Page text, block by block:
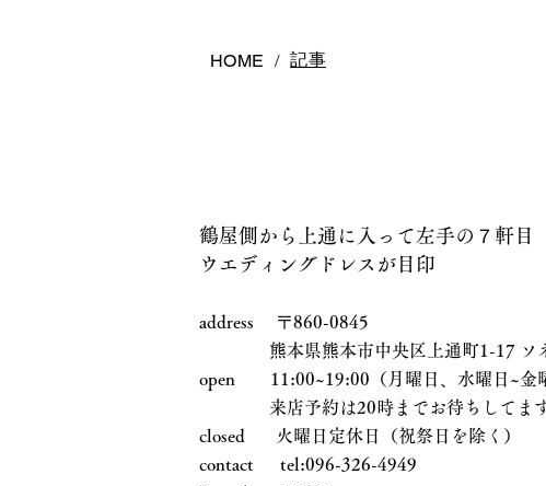
HOME / 記事
鶴屋側から上通に入って左手の７軒目
ウエディングドレスが目印
address 〒860-0845
熊本県熊本市中央区上通町1-17 ソネ
open 11:00~19:00（月曜日、水曜日~金
来店予約は20時までお待ちしてま
closed 火曜日定休日（祝祭日を除く）
contact tel:096-326-4949